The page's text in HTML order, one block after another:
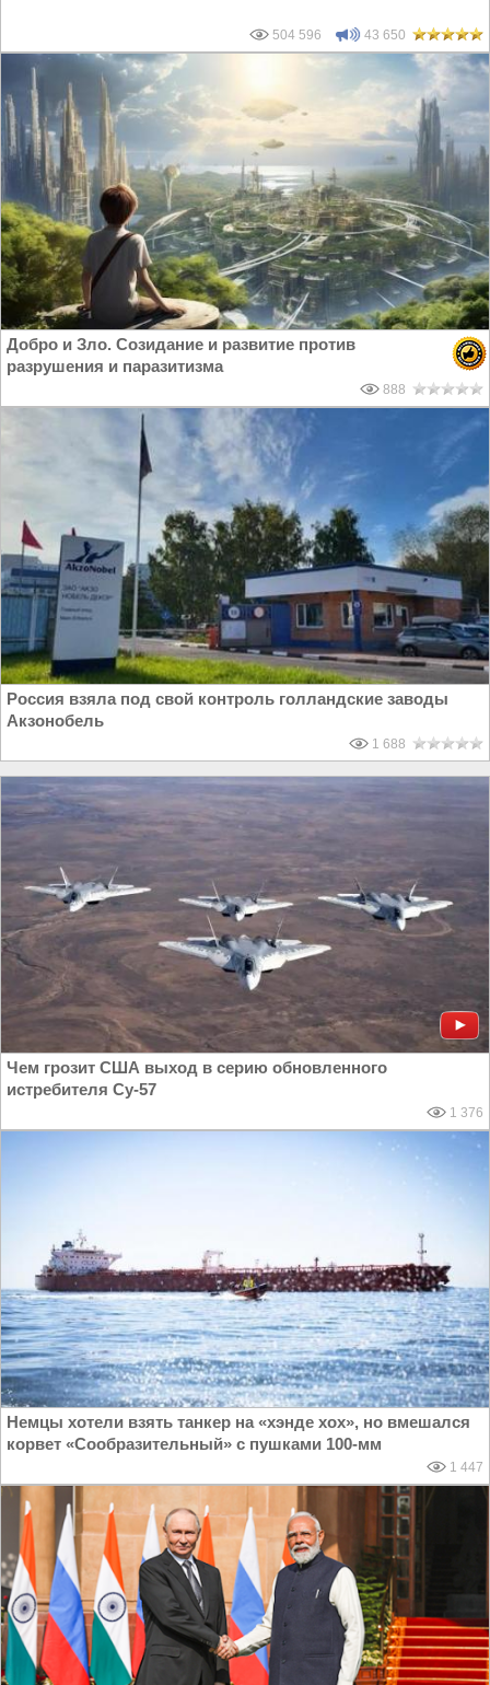
504 596 43 650
Добро и Зло. Созидание и развитие против
разрушения и паразитизма
888
Россия взяла под свой контроль голландские заводы
Акзонобель
1 688
Чем грозит США выход в серию обновленного
истребителя Су-57
1 376
Немцы хотели взять танкер на «хэнде хох», но вмешался
корвет «Сообразительный» с пушками 100-мм
1 447